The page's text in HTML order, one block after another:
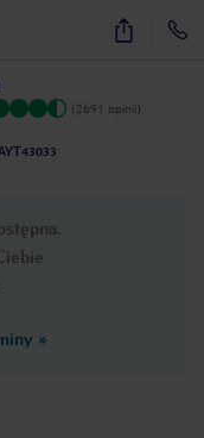
9
(2691 opinii)
»